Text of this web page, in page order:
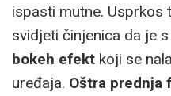
ispasti mutne. Usprkos
svidjeti činjenica da je
bokeh efekt koji se
uređaja. Oštra prednja